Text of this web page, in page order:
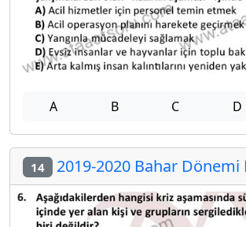
A B C D
14 2019-2020 Bahar Dönemi